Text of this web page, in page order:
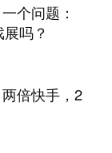
个问题：
吗？
倍快手，2